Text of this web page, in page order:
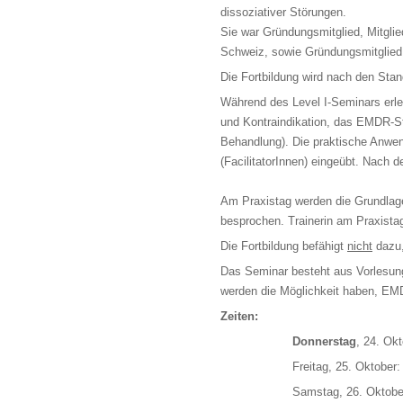
dissoziativer Störungen.
Sie war Gründungsmitglied,
Schweiz, sowie
Die Fortbildung wird nach den
Während des Level I-Seminars
und Kontraindikation, das EMDR-
Behandlung). Die praktische
(FacilitatorInnen) eingeübt. Nach
Am Praxistag werden die
besprochen. Trainerin am
Die Fortbildung befähigt nicht
Das Seminar besteht aus
werden die Möglichkeit haben,
Zeiten:
Donnerstag , 24.
Freitag, 25.
Samstag, 26.